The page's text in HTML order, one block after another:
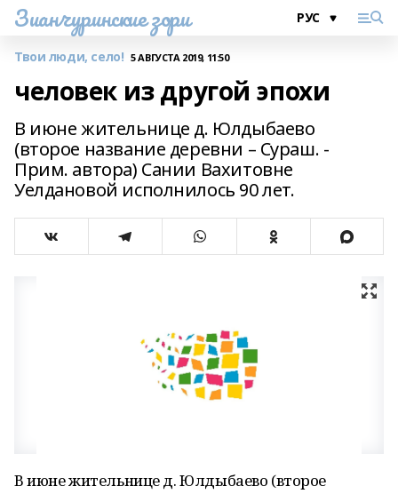
Зианчуринские зори
Твои люди, село! 5 АВГУСТА 2019, 11:50
человек из другой эпохи
В июне жительнице д. Юлдыбаево
(второе название деревни – Сураш. -
Прим. автора) Сании Вахитовне
Уелдановой исполнилось 90 лет.
В июне жительнице д. Юлдыбаево (второе